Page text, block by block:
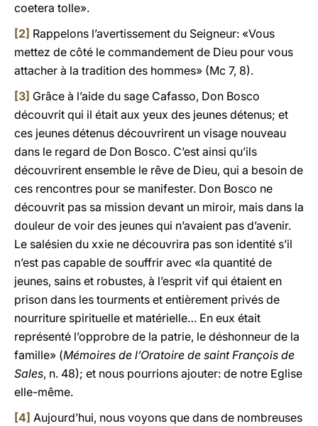
coetera tolle».
[2] Rappelons l’avertissement du Seigneur: «Vous
mettez de côté le commandement de Dieu pour vous
attacher à la tradition des hommes» (Mc 7, 8).
[3] Grâce à l’aide du sage Cafasso, Don Bosco
découvrit qui il était aux yeux des jeunes détenus; et
ces jeunes détenus découvrirent un visage nouveau
dans le regard de Don Bosco. C’est ainsi qu’ils
découvrirent ensemble le rêve de Dieu, qui a besoin de
ces rencontres pour se manifester. Don Bosco ne
découvrit pas sa mission devant un miroir, mais dans la
douleur de voir des jeunes qui n’avaient pas d’avenir.
Le salésien du xxie ne découvrira pas son identité s’il
n’est pas capable de souffrir avec «la quantité de
jeunes, sains et robustes, à l’esprit vif qui étaient en
prison dans les tourments et entièrement privés de
nourriture spirituelle et matérielle… En eux était
représenté l’opprobre de la patrie, le déshonneur de la
famille» (Mémoires de l’Oratoire de saint François de
Sales, n. 48); et nous pourrions ajouter: de notre Eglise
elle-même.
[4] Aujourd’hui, nous voyons que dans de nombreuses